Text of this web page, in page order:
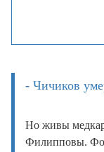
- Чичиков
Но живы
Филипповы.